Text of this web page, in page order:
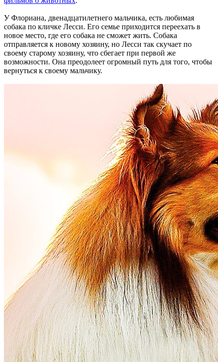
У Флориана, двенадцатилетнего мальчика, есть любимая
собака по кличке Лесси. Его семье приходится переехать в
новое место, где его собака не сможет жить. Собака
отправляется к новому хозяину, но Лесси так скучает по
своему старому хозяину, что сбегает при первой же
возможности. Она преодолеет огромный путь для того, чтобы
вернуться к своему мальчику.